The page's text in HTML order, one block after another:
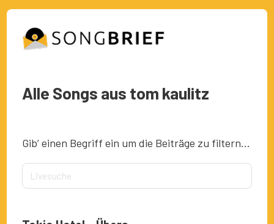
Alle Songs aus tom kaulitz
Gib’ einen Begriff ein um die Beiträge zu filtern…